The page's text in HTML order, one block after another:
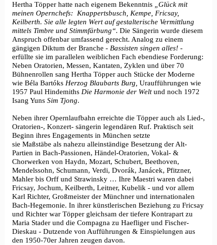
Hertha Töpper hatte nach eigenem Bekenntnis
„Glück mit
meinen Opernchefs: Knappertsbusch, Kempe, Fricsay,
Keilberth. Sie alle legten Wert auf gestalterische Vermittlung
mittels Timbre und Stimmfärbung“. Die Sängerin wurde diesem
Anspruch offenbar umfassend gerecht. Analog zu einem
gängigen Diktum der Branche - Bassisten singen alles! -
erfüllte sie im parallelen weiblichen Fach ebendiese Forderung:
Neben Oratorien, Messen, Kantaten, Zyklen und über 70
Bühnenrollen sang Hertha Töpper auch Stücke der Moderne
wie Béla Bartóks Herzog Blaubarts Burg, Uraufführungen wie
1957 Paul Hindemiths Die Harmonie der Weltund noch 1972
Isang Yuns Sim Tjong.
Neben ihrer Opernlaufbahn erreichte die Töpper auch als Lied-,
Oratorien-, Konzert- sängerin legendären Ruf. Praktisch seit
Beginn ihres Engagements in München setzte
sie Maßstäbe als nahezu alleinständige Besetzung der Alt-
Partien in Bach-Passionen, Händel-Oratorien, Vokal- &
Chorwerken von Haydn, Mozart, Schubert, Beethoven,
Mendelssohn, Schumann, Verdi, Dvorák, Janácek, Pfitzner,
Mahler bis Orff und Strawinsky … Ihre Maestri waren dabei
Fricsay, Jochum, Keilberth, Leitner, Kubelik - und vor allem
Karl Richter, Großmeister der Münchner und internationalen
Bach-Hegemonie. In ihrer künstlerischen Beziehung zu Fricsay
und Richter war Töpper gleichsam der tiefere Kontrapart zu
Maria Stader und die Compagna zu Haefliger und Fischer-
Dieskau - Dutzende von Aufführungen & Einspielungen aus
den 1950-70er Jahren zeugen davon.